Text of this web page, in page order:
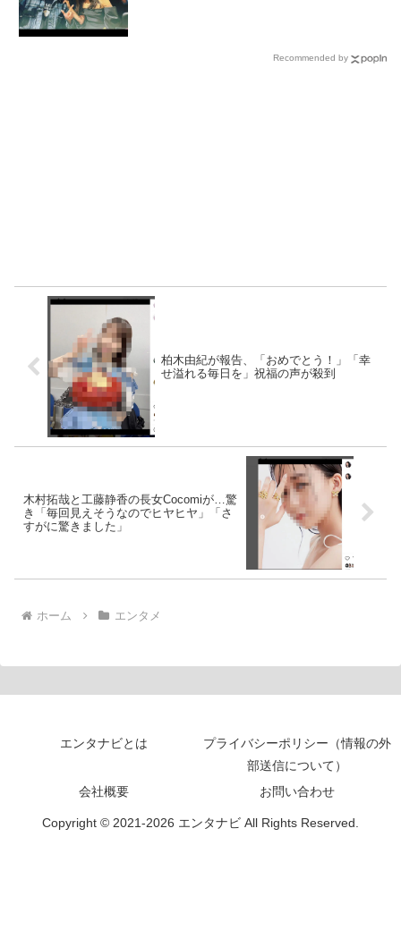
Recommended by
柏木由紀が報告、「おめでとう！」「幸
せ溢れる毎日を」祝福の声が殺到
木村拓哉と工藤静香の長女Cocomiが…驚
き「毎回見えそうなのでヒヤヒヤ」「さ
すがに驚きました」
ホーム エンタメ
エンタナビとは
プライバシーポリシー（情報の外
部送信について）
会社概要
お問い合わせ
Copyright © 2021-2026 エンタナビ All Rights Reserved.